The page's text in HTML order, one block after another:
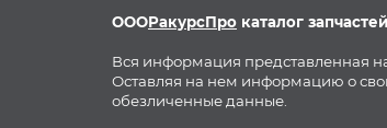
ОООРакурсПро каталог
Вся информация представленная
Оставляя на нем информацию о
обезличенные данные.